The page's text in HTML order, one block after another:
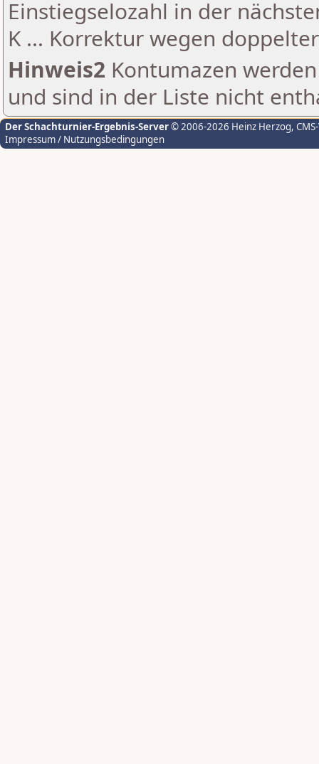
Einstiegselozahl in der
K ... Korrektur wegen
Hinweis2 Kontumazen
und sind in der Liste nicht
Der Schachturnier-Ergebnis-Server© 2006-2026 Heinz Herzog,
Impressum / Nutzungsbedingungen